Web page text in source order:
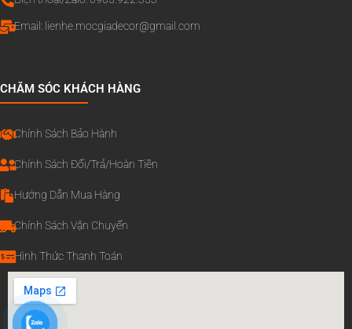
Email: lienhe.mocgiadecor@gmail.com
CHĂM SÓC KHÁCH HÀNG
Chính Sách Bảo Hành
Chính Sách Đổi/Trả/Hoàn Tiền
Hướng Dẫn Mua Hàng
Chính Sách Vận Chuyển
Hình Thức Thanh Toán